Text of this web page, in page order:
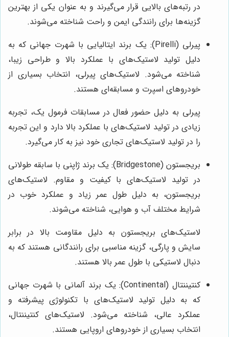
در رتبه‌های بالایی قرار می‌گیرند و به عنوان یکی از بهترین
گزینه‌ها برای رانندگی ایمن و راحت شناخته می‌شوند.
پیرلی (Pirelli): یک برند ایتالیایی با شهرت جهانی که به
دلیل تولید لاستیک‌های با عملکرد بالا و طراحی زیبا،
شناخته می‌شود. لاستیک‌های پیرلی، انتخاب بسیاری از
خودروهای اسپرت و مسابقه‌ای هستند.
پیرلی به دلیل حضور فعال در مسابقات فرمول یک، تجربه
زیادی در تولید لاستیک‌های با عملکرد بالا دارد و این تجربه
را در تولید لاستیک‌های تجاری خود نیز به کار می‌گیرد.
بریجستون (Bridgestone): یک برند ژاپنی با سابقه طولانی
در تولید لاستیک‌های با کیفیت و مقاوم. لاستیک‌های
بریجستون، به دلیل طول عمر زیاد و عملکرد خوب در
شرایط مختلف آب و هوایی، شناخته می‌شوند.
لاستیک‌های بریجستون به دلیل مقاومت بالا در برابر
سایش و پارگی، گزینه مناسبی برای رانندگانی هستند که به
دنبال لاستیکی با طول عمر بالا هستند.
کنتیننتال (Continental): یک برند آلمانی با شهرت جهانی
که به دلیل تولید لاستیک‌های با تکنولوژی پیشرفته و
عملکرد عالی، شناخته می‌شود. لاستیک‌های کنتیننتال،
انتخاب بسیاری از خودروهای اروپایی هستند.